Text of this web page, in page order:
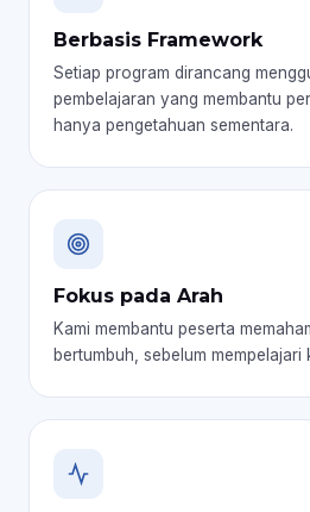
Berbasis Framework
Setiap program dirancang
pembelajaran yang membantu
hanya pengetahuan sementara.
Fokus pada Arah
Kami membantu peserta
bertumbuh, sebelum mempelajari